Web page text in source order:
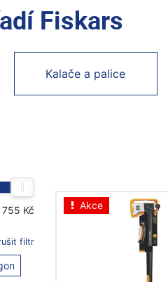
Fiskars
Kalače a palice
filtr
Akce